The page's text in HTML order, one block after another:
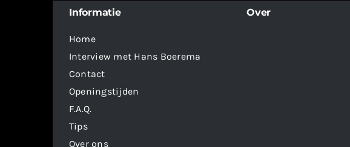
Informatie
Home
Interview met Hans Boerema
Contact
Openingstijden
F.A.Q.
Tips
Over ons
Over